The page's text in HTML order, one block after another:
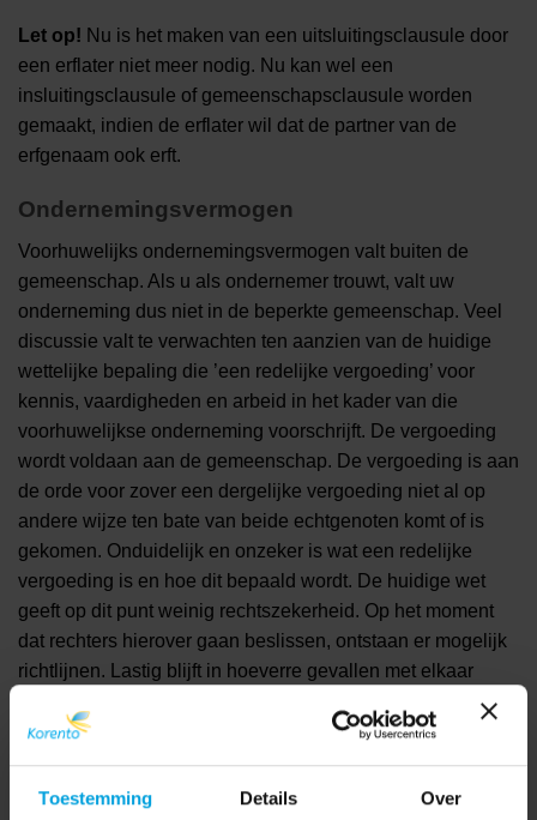
Toestemming Details Over
Let op! Nu is het maken van een uitsluitingsclausule door
een erflater niet meer nodig. Nu kan wel een
insluitingsclausule of gemeenschapsclausule worden
gemaakt, indien de erflater wil dat de partner van de
erfgenaam ook erft.
Ondernemingsvermogen
Voorhuwelijks ondernemingsvermogen valt buiten de
gemeenschap. Als u als ondernemer trouwt, valt uw
onderneming dus niet in de beperkte gemeenschap. Veel
discussie valt te verwachten ten aanzien van de huidige
wettelijke bepaling die ’een redelijke vergoeding’ voor
kennis, vaardigheden en arbeid in het kader van die
voorhuwelijkse onderneming voorschrijft. De vergoeding
wordt voldaan aan de gemeenschap. De vergoeding is aan
de orde voor zover een dergelijke vergoeding niet al op
andere wijze ten bate van beide echtgenoten komt of is
gekomen. Onduidelijk en onzeker is wat een redelijke
vergoeding is en hoe dit bepaald wordt. De huidige wet
geeft op dit punt weinig rechtszekerheid. Op het moment
dat rechters hierover gaan beslissen, ontstaan er mogelijk
richtlijnen. Lastig blijft in hoeverre gevallen met elkaar
vennootschap onder firma, besloten vennootschap of